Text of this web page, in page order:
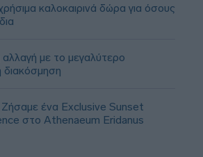
καλοκαιρινά δώρα για όσους
αλλαγή με το μεγαλύτερο
ένα Exclusive Sunset
στο Athenaeum Eridanus